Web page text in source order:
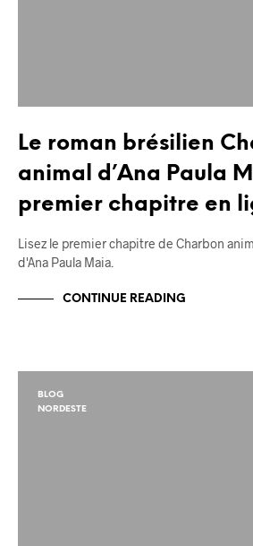
Le roman brésilien
animal d’Ana Paula
premier chapitre en
Lisez le premier chapitre de Charbon
d'Ana Paula Maia.
CONTINUE READING
BLOG
NORDESTE